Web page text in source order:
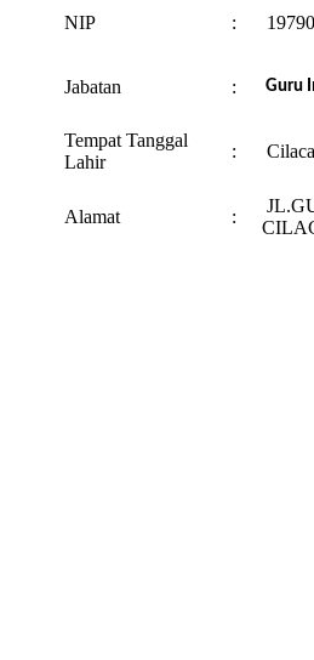
NIP :
Jabatan : Guru
Tempat Tanggal
Lahir
:
Alamat :